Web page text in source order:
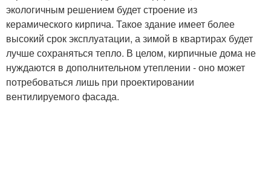
экологичным решением будет строение из
керамического кирпича. Такое здание имеет более
высокий срок эксплуатации, а зимой в квартирах будет
лучше сохраняться тепло. В целом, кирпичные дома не
нуждаются в дополнительном утеплении - оно может
потребоваться лишь при проектировании
вентилируемого фасада.